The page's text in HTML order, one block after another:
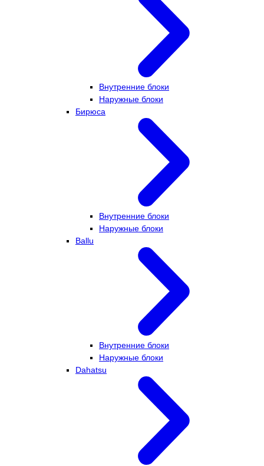
Внутренние блоки
Наружные блоки
Бирюса
Внутренние блоки
Наружные блоки
Ballu
Внутренние блоки
Наружные блоки
Dahatsu